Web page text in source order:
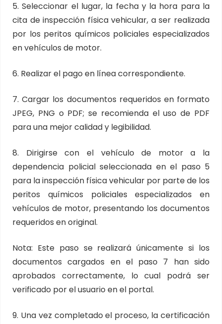
5. Seleccionar el lugar, la fecha y la hora para la
cita de inspección física vehicular, a ser realizada
por los peritos químicos policiales especializados
en vehículos de motor.
6. Realizar el pago en línea correspondiente.
7. Cargar los documentos requeridos en formato
JPEG, PNG o PDF; se recomienda el uso de PDF
para una mejor calidad y legibilidad.
8. Dirigirse con el vehículo de motor a la
dependencia policial seleccionada en el paso 5
para la inspección física vehicular por parte de los
peritos químicos policiales especializados en
vehículos de motor, presentando los documentos
requeridos en original.
Nota: Este paso se realizará únicamente si los
documentos cargados en el paso 7 han sido
aprobados correctamente, lo cual podrá ser
verificado por el usuario en el portal.
9. Una vez completado el proceso, la certificación